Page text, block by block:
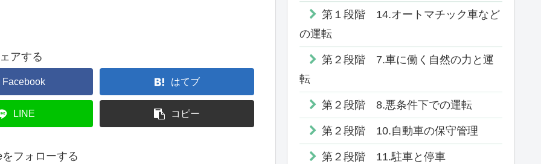
アする
Facebook はてブ
LINE コピー
フォローする
第１段階 14.オートマチック車など
の運転
第２段階 7.車に働く自然の力と運
転
第２段階 8.悪条件下での運転
第２段階 10.自動車の保守管理
第２段階 11.駐車と停車